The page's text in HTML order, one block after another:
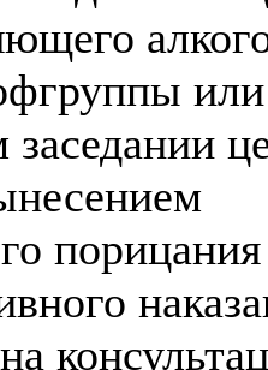
или